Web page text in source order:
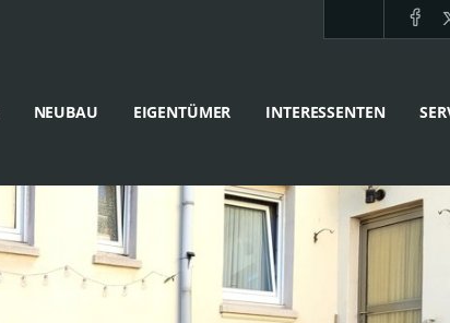
NEUBAU EIGENTÜMER INTERESSENTEN